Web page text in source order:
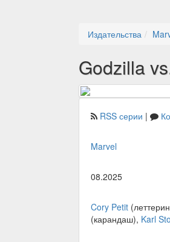
Издательства
Godzilla
RSS серии |
Marvel
08.2025
Cory Petit
(карандаш), Karl